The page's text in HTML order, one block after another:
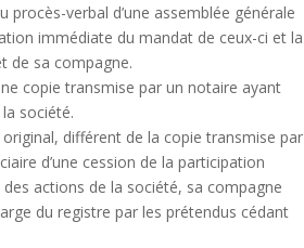
verbal d’une assemblée générale
immédiate du mandat de ceux-ci et la
de sa compagne.
copie transmise par un notaire ayant
société.
différent de la copie transmise par
d’une cession de la participation
actions de la société, sa compagne
du registre par les prétendus cédant